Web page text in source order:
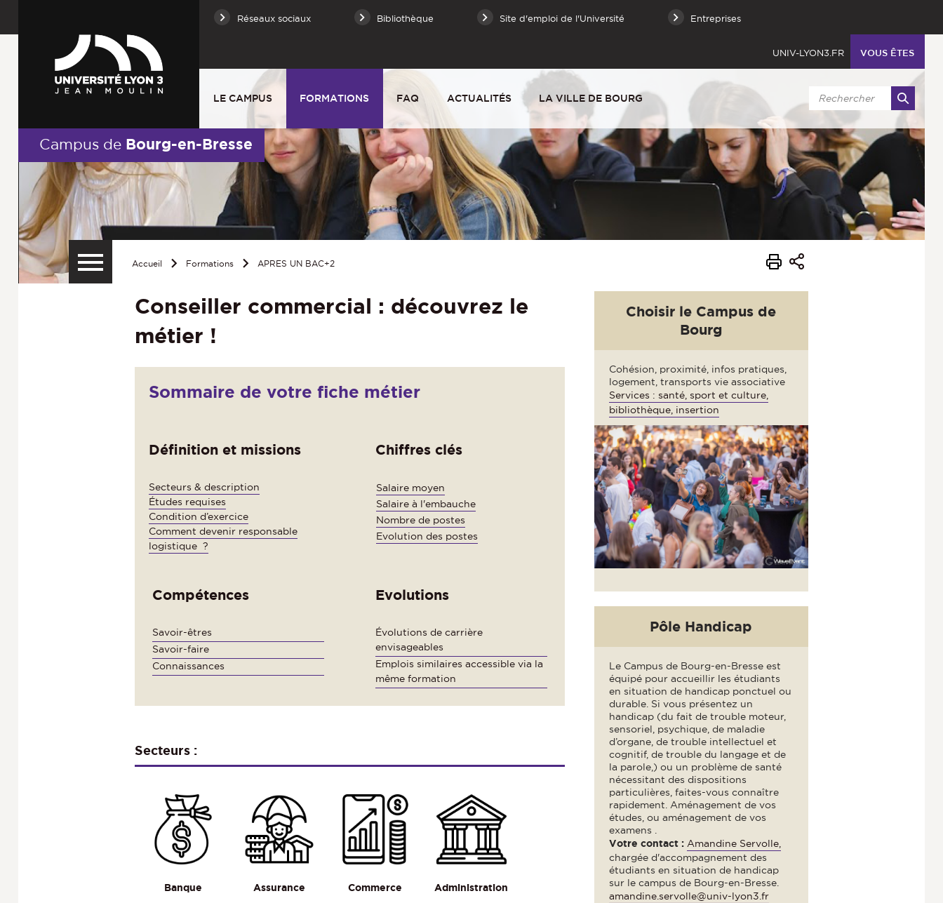
Réseaux sociaux Bibliothèque Site d'emploi de l'Université Entreprises
UNIV-LYON3.FR VOUS ÊTES
LE CAMPUS FORMATIONS FAQ ACTUALITÉS LA VILLE DE BOURG
Campus de Bourg-en-Bresse
Accueil Formations APRES UN BAC+2
Conseiller commercial : découvrez le
métier !
Sommaire de votre fiche métier
Définition et missions
Secteurs & description
Études requises
Condition d’exercice
Comment devenir responsable
logistique ?
Chiffres clés
Salaire moyen
Salaire à l'embauche
Nombre de postes
Evolution des postes
Compétences
Savoir-êtres
Savoir-faire
Connaissances
Evolutions
Évolutions de carrière
envisageables
Emplois similaires accessible via la
même formation
Secteurs :
Banque Assurance Commerce Administration
Choisir le Campus de
Bourg
Cohésion, proximité, infos pratiques,
logement, transports vie associative
Services : santé, sport et culture,
bibliothèque, insertion
Pôle Handicap
Le Campus de Bourg-en-Bresse est
équipé pour accueillir les étudiants
en situation de handicap ponctuel ou
durable. Si vous présentez un
handicap (du fait de trouble moteur,
sensoriel, psychique, de maladie
d’organe, de trouble intellectuel et
cognitif, de trouble du langage et de
la parole,) ou un problème de santé
nécessitant des dispositions
particulières, faites-vous connaître
rapidement. Aménagement de vos
études, ou aménagement de vos
examens .
Votre contact : Amandine Servolle,
chargée d'accompagnement des
étudiants en situation de handicap
sur le campus de Bourg-en-Bresse.
amandine.servolle@univ-lyon3.fr